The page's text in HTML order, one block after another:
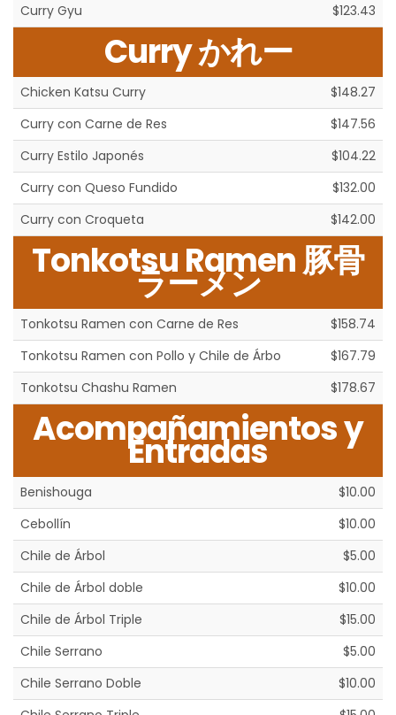
Curry Gyu
$123.43
Curry かれー
Chicken Katsu Curry
$148.27
Curry con Carne de Res
$147.56
Curry Estilo Japonés
$104.22
Curry con Queso Fundido
$132.00
Curry con Croqueta
$142.00
Tonkotsu Ramen 豚骨
ラーメン
Tonkotsu Ramen con Carne de Res
$158.74
Tonkotsu Ramen con Pollo y Chile de Árbo
$167.79
Tonkotsu Chashu Ramen
$178.67
Acompañamientos y
Entradas
Benishouga
$10.00
Cebollín
$10.00
Chile de Árbol
$5.00
Chile de Árbol doble
$10.00
Chile de Árbol Triple
$15.00
Chile Serrano
$5.00
Chile Serrano Doble
$10.00